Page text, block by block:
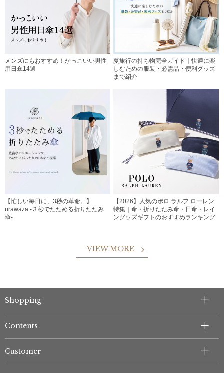
メンズにもおすすめ！かっこいい男性
用日傘14選
夏旅行の持ち物完全ガイド｜快適に楽
しむための服装・必需品・便利グッズ
まで紹介
【忙しい毎日に、3秒の革命。】
urawaza -３秒でたためる折りたたみ
傘-
【2026】人気のポロ ラルフ ローレン
特集｜傘・折りたたみ傘・日傘・レイ
ングッズギフトのおすすめランキング
VIEW MORE
Shopping
Contents
Customer